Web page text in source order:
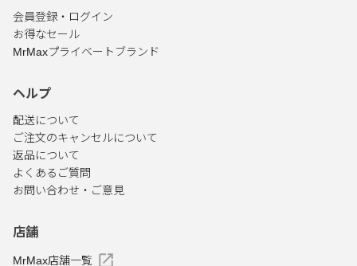
会員登録・ログイン
お得なセール
MrMaxプライベートブランド
ヘルプ
配送について
ご注文のキャンセルについて
返品について
よくあるご質問
お問い合わせ・ご意見
店舗
MrMax店舗一覧